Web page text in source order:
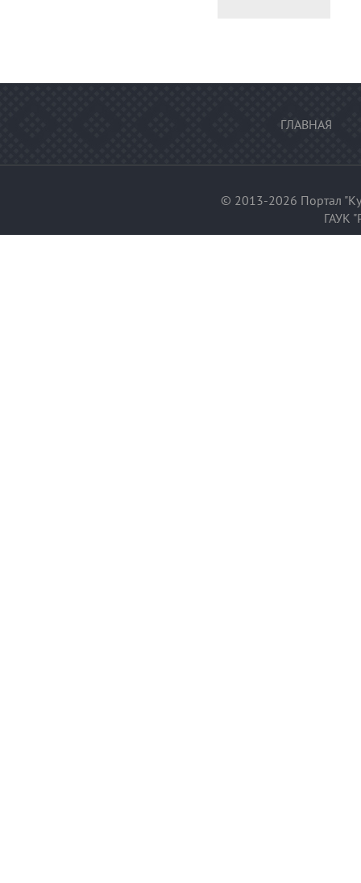
ГЛАВНАЯ
© 2013-2026 Портал
ГАУК